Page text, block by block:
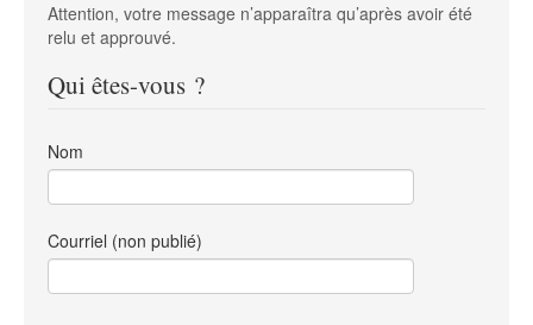
Attention, votre message n’apparaîtra qu’après avoir été
relu et approuvé.
Qui êtes-vous ?
Nom
Courriel (non publié)